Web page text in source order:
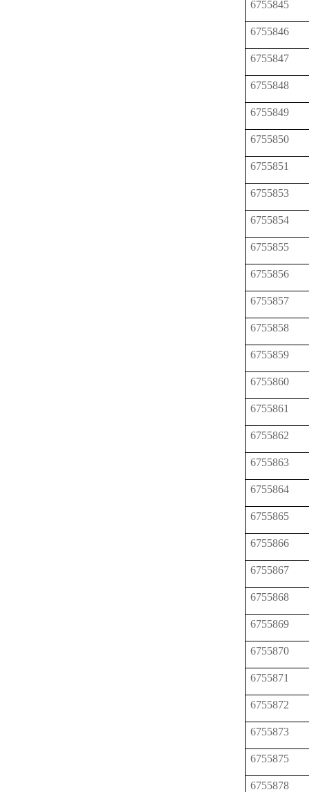
6755845
6755846
6755847
6755848
6755849
6755850
6755851
6755853
6755854
6755855
6755856
6755857
6755858
6755859
6755860
6755861
6755862
6755863
6755864
6755865
6755866
6755867
6755868
6755869
6755870
6755871
6755872
6755873
6755875
6755878